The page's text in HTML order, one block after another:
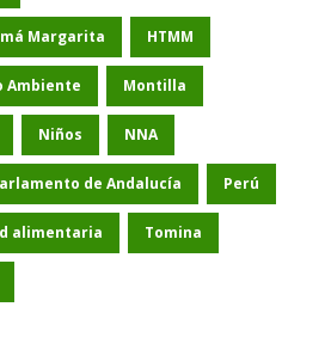
Margarita HTMM
Ambiente Montilla
Niños NNA
de Andalucía Perú
alimentaria Tomina